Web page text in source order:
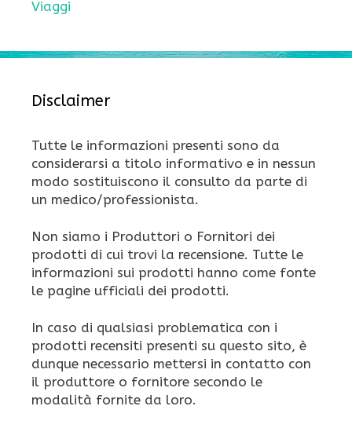
Viaggi
Disclaimer
Tutte le informazioni presenti sono da
considerarsi a titolo informativo e in nessun
modo sostituiscono il consulto da parte di
un medico/professionista.
Non siamo i Produttori o Fornitori dei
prodotti di cui trovi la recensione. Tutte le
informazioni sui prodotti hanno come fonte
le pagine ufficiali dei prodotti.
In caso di qualsiasi problematica con i
prodotti recensiti presenti su questo sito, è
dunque necessario mettersi in contatto con
il produttore o fornitore secondo le
modalità fornite da loro.